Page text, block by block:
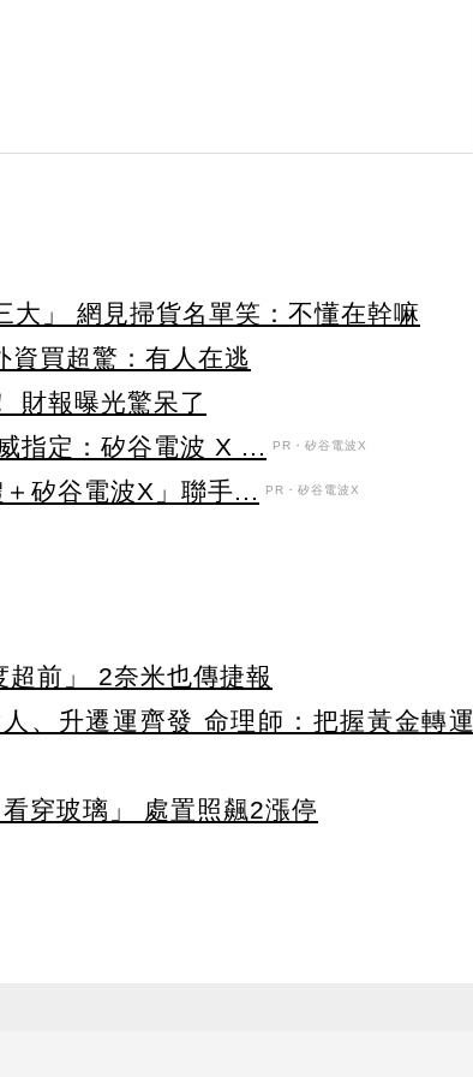
大」 網見掃貨名單笑：不懂在幹嘛
買超驚：有人在逃
財報曝光驚呆了
指定：矽谷電波 X ...
PR・矽谷電波X
矽谷電波X」聯手... PR・矽谷電波X
前」 2奈米也傳捷報
、升遷運齊發 命理師：把握黃金轉運
穿玻璃」 處置照飆2漲停